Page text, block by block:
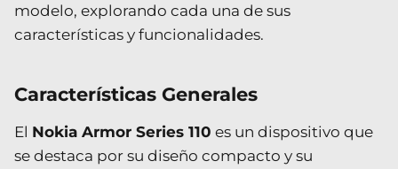
modelo, explorando cada una de sus
características y funcionalidades.
Características Generales
El Nokia Armor Series 110 es un dispositivo que
se destaca por su diseño compacto y su